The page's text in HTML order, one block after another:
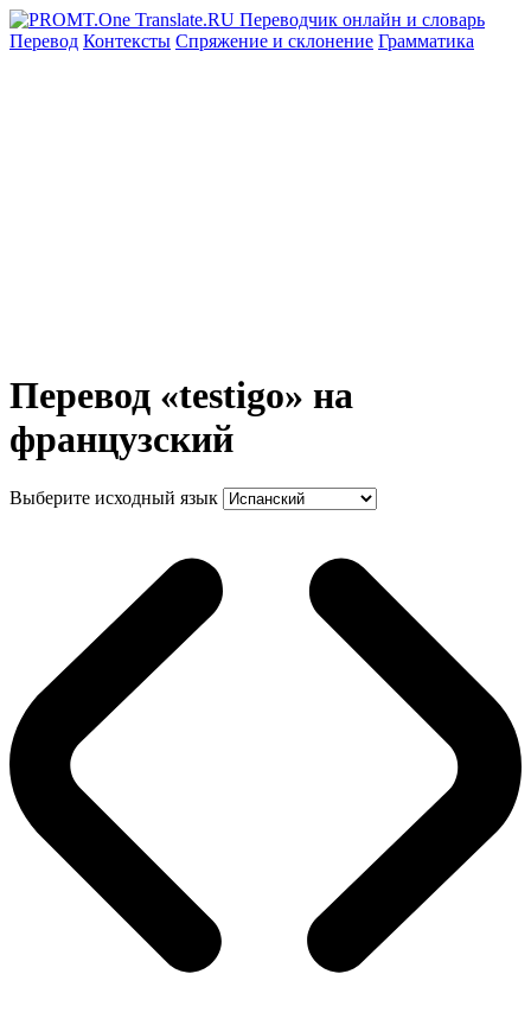
Перевод Контексты Спряжение и склонение Грамматика
Перевод «testigo» на
французский
Выберите исходный язык